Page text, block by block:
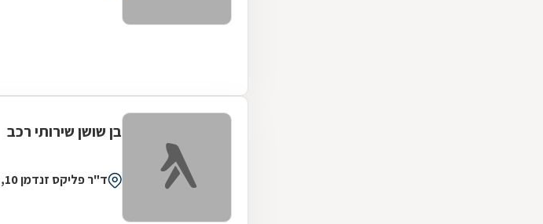
בן שושן שירותי רכב
ד"ר פליקס זנדמן 10, חולון